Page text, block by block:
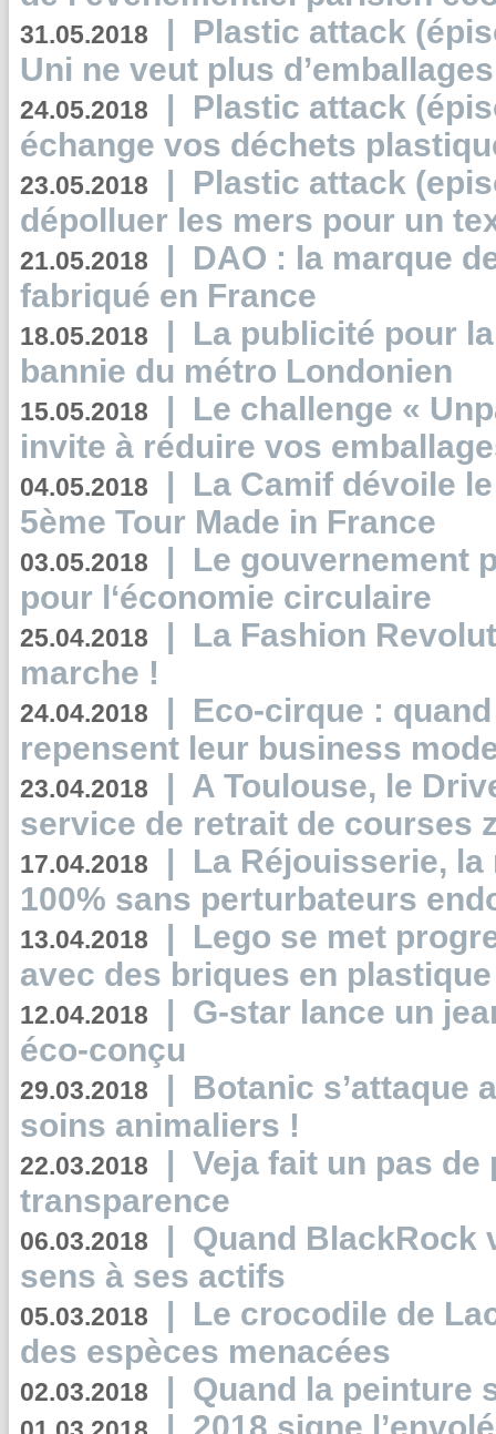
31.05.2018 | Plastic attack
Uni ne veut plus
24.05.2018 | Plastic attack
échange vos déchets
23.05.2018 | Plastic attack
dépolluer les mers pour un
21.05.2018 | DAO : la marque
fabriqué en France
18.05.2018 | La publicité pour
bannie du métro Londonien
15.05.2018 | Le challenge «
invite à réduire vos
04.05.2018 | La Camif dévoile
5ème Tour Made in France
03.05.2018 | Le gouvernement
pour l‘économie circulaire
25.04.2018 | La Fashion
marche !
24.04.2018 | Eco-cirque :
repensent leur business
23.04.2018 | A Toulouse, le
service de retrait de courses
17.04.2018 | La Réjouisserie,
100% sans perturbateurs
13.04.2018 | Lego se met
avec des briques en
12.04.2018 | G-star lance un
éco-conçu
29.03.2018 | Botanic s’attaque
soins animaliers !
22.03.2018 | Veja fait un pas de
transparence
06.03.2018 | Quand BlackRock
sens à ses actifs
05.03.2018 | Le crocodile de
des espèces menacées
02.03.2018 | Quand la peinture